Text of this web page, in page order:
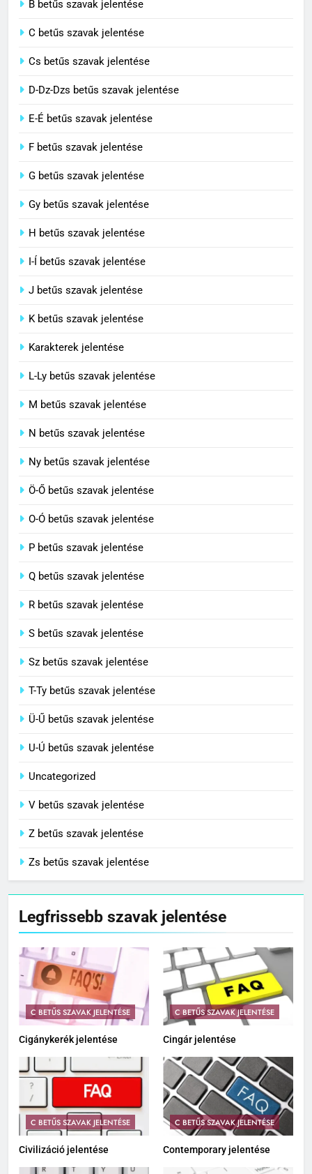
C BETŰS SZAVAK JELENTÉSE
3
4
Contemporary jelentése
5
Célkitűzés jelentése
C BETŰS SZAVAK JELENTÉSE
C BETŰS SZAVAK JELENTÉSE
8
Centenárium jelentése
B betűs szavak jelentése
C betűs szavak jelentése
Cs betűs szavak jelentése
D-Dz-Dzs betűs szavak jelentése
E-É betűs szavak jelentése
F betűs szavak jelentése
G betűs szavak jelentése
Gy betűs szavak jelentése
H betűs szavak jelentése
I-Í betűs szavak jelentése
J betűs szavak jelentése
K betűs szavak jelentése
Karakterek jelentése
L-Ly betűs szavak jelentése
M betűs szavak jelentése
N betűs szavak jelentése
Ny betűs szavak jelentése
Ö-Ő betűs szavak jelentése
O-Ó betűs szavak jelentése
P betűs szavak jelentése
Q betűs szavak jelentése
R betűs szavak jelentése
S betűs szavak jelentése
Sz betűs szavak jelentése
T-Ty betűs szavak jelentése
Ü-Ű betűs szavak jelentése
U-Ú betűs szavak jelentése
Uncategorized
V betűs szavak jelentése
Z betűs szavak jelentése
Zs betűs szavak jelentése
Legfrissebb szavak jelentése
C BETŰS SZAVAK JELENTÉSE
Cigánykerék jelentése
C BETŰS SZAVAK JELENTÉSE
Cingár jelentése
C BETŰS SZAVAK JELENTÉSE
Civilizáció jelentése
C BETŰS SZAVAK JELENTÉSE
Contemporary jelentése